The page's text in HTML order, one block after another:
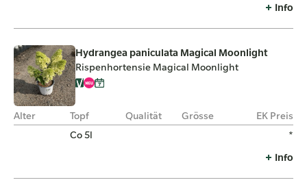
Info
Hydrangea paniculata Magical Moonlight
Rispenhortensie Magical Moonlight
Alter Topf Qualität Grösse
EK Preis
Co 5l
*
Info